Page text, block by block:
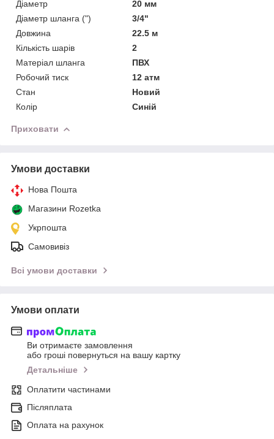
Діаметр
20 мм
Діаметр шланга (")
3/4"
Довжина
22.5 м
Кількість шарів
2
Матеріал шланга
ПВХ
Робочий тиск
12 атм
Стан
Новий
Колір
Синій
Приховати
Умови доставки
Нова Пошта
Магазини Rozetka
Укрпошта
Самовивіз
Всі умови доставки
Умови оплати
Ви отримаєте замовлення
або гроші повернуться на вашу картку
Детальніше
Оплатити частинами
Післяплата
Оплата на рахунок